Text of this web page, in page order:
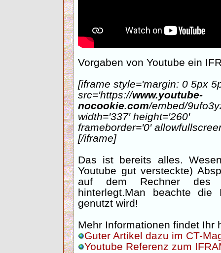
Vorgaben von Youtube ein
[iframe style='margin: 0 5px
src='https://www.youtube-
nocookie.com/embed/
width='337' height='260'
frameborder='0'
[/iframe]
Das ist bereits alles.
Youtube gut versteckte)
auf dem Rechner des
hinterlegt.Man beachte
genutzt wird!
Mehr Informationen findet Ihr
Guter Artikel dazu im CT-
Youtube Referenz zum